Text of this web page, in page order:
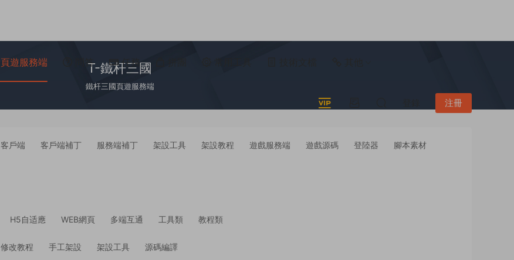
頁遊服務端 問答 任務
注冊
T-鐵杆三國
鐵杆三國頁遊服務端
客戶端 客戶端補丁 服務端補丁 架設工具 架設教程 遊戲服務端 遊戲源碼 登陸器
腳本素材
H5自适應 WEB網頁 多端互通 工具類 教程類
修改教程 手工架設 架設工具 源碼編譯